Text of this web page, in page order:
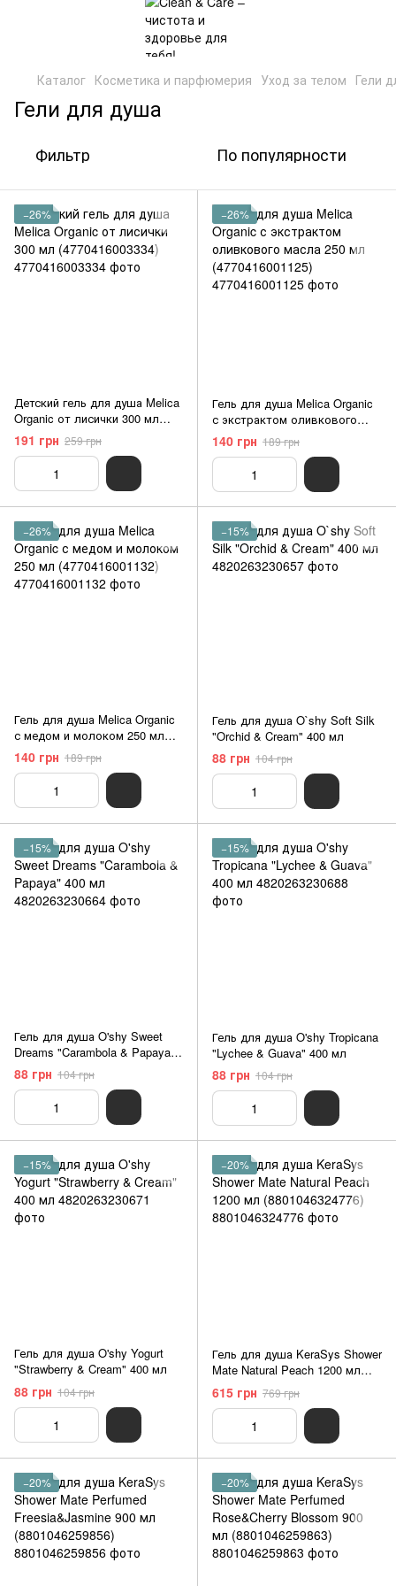
Каталог Косметика и парфюмерия Уход за телом Гели
Гели для душа
Фильтр По популярности
−26%
Детский гель для душа Melica
Organic от лисички 300 мл
(4770416003334)
191 грн 259 грн
−26%
Гель для душа Melica Organic
с экстрактом оливкового
масла 250 мл (4770416001125)
140 грн 189 грн
−26%
Гель для душа Melica Organic
с медом и молоком 250 мл
(4770416001132)
140 грн 189 грн
−15%
Гель для душа O`shy Soft Silk
"Orchid & Cream" 400 мл
88 грн 104 грн
−15%
Гель для душа O'shy Sweet
Dreams "Carambola & Papaya"
400 мл
88 грн 104 грн
−15%
Гель для душа O'shy Tropicana
"Lychee & Guava" 400 мл
88 грн 104 грн
−15%
Гель для душа O'shy Yogurt
"Strawberry & Cream" 400 мл
88 грн 104 грн
−20%
Гель для душа KeraSys Shower
Mate Natural Peach 1200 мл
(8801046324776)
615 грн 769 грн
−20% −20%